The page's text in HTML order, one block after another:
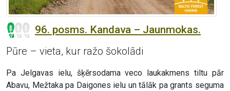
96. posms. Kandava – Jaunmokas.
Pūre – vieta, kur ražo šokolādi
Pa Jelgavas ielu, šķērsodama veco laukakmens tiltu pār
Abavu, Mežtaka pa Daigones ielu un tālāk pa grants seguma